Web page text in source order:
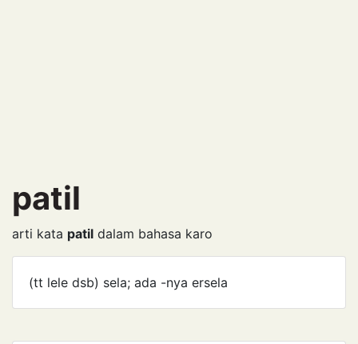
patil
arti kata patil dalam bahasa karo
(tt lele dsb) sela; ada -nya ersela